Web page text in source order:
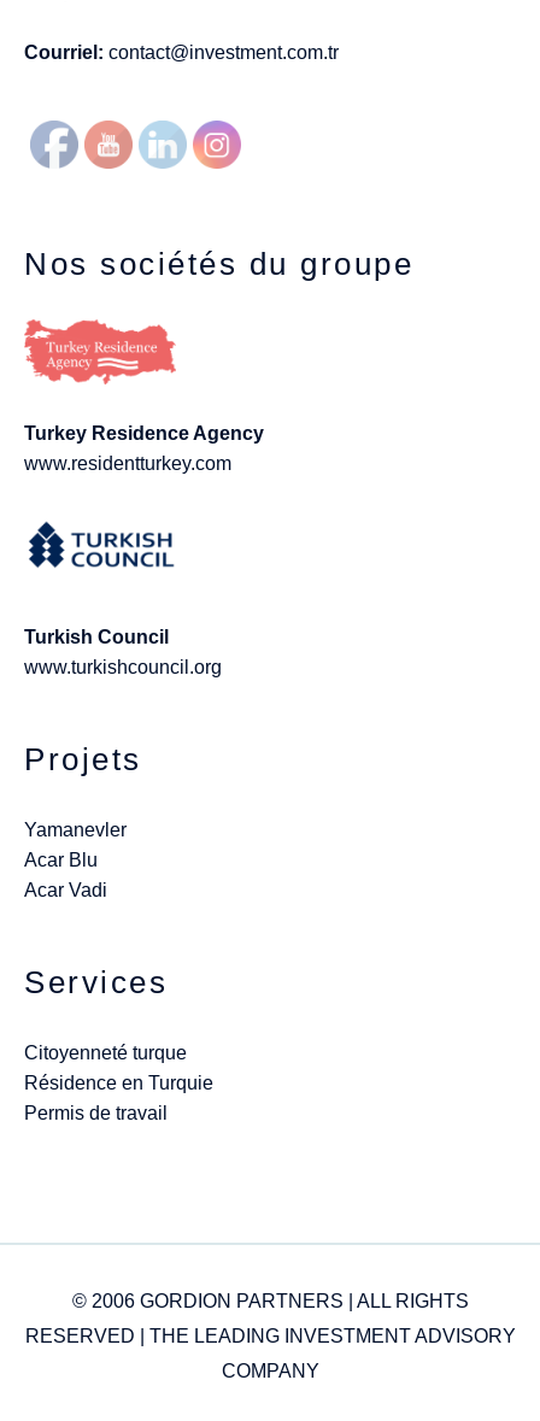
Courriel: contact@investment.com.tr
Nos sociétés du groupe
Turkey Residence Agency
www.residentturkey.com
Turkish Council
www.turkishcouncil.org
Projets
Yamanevler
Acar Blu
Acar Vadi
Services
Citoyenneté turque
Résidence en Turquie
Permis de travail
© 2006 GORDION PARTNERS | ALL RIGHTS
RESERVED | THE LEADING INVESTMENT ADVISORY
COMPANY